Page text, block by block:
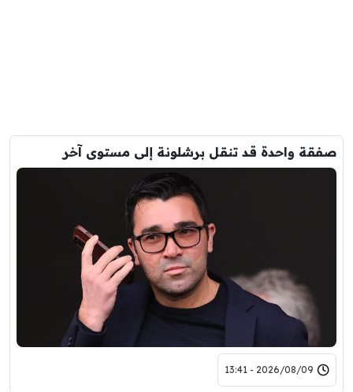
صفقة واحدة قد تنقل برشلونة إلى مستوى آخر
2026/08/09 - 13:41